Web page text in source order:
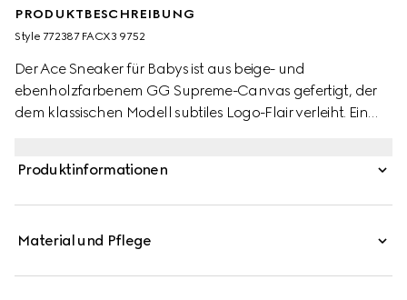
PRODUKTBESCHREIBUNG
Style ‎772387 FACX3 9752
Der Ace Sneaker für Babys ist aus beige- und
ebenholzfarbenem GG Supreme-Canvas gefertigt, der
dem klassischen Modell subtiles Logo-Flair verleiht. Ein
Produktinformationen
Material und Pflege